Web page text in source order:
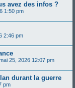
avez des infos ?
1:50 pm
2:46 pm
25, 2026 12:07 pm
durant la guerre
pm